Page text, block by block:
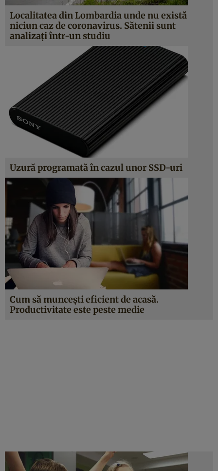
Localitatea din Lombardia unde nu există
niciun caz de coronavirus. Sătenii sunt
analizaţi într-un studiu
Uzură programată în cazul unor SSD-uri
Cum să munceşti eficient de acasă.
Productivitate este peste medie